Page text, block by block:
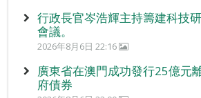
行政長官岑浩輝主持籌建科技
會議。
2026年8月6日 22:16
廣東省在澳門成功發行25億元
府債券